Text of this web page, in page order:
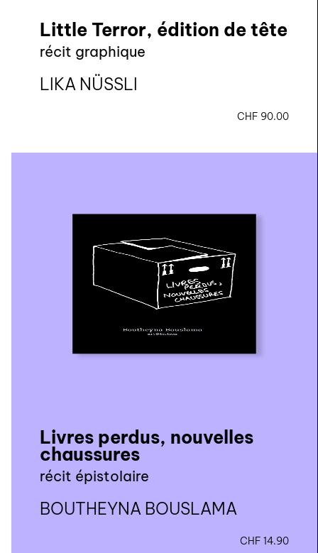
Little Terror, édition de tête
récit graphique
LIKA NÜSSLI
CHF 90.00
Livres perdus, nouvelles
chaussures
récit épistolaire
BOUTHEYNA BOUSLAMA
CHF 14.90